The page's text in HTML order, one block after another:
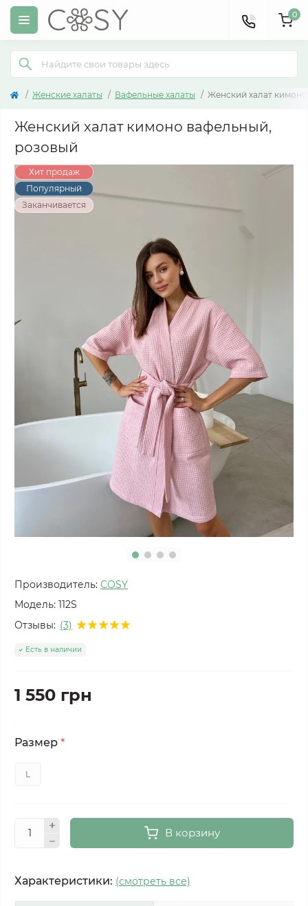
0
Женские халаты Вафельные халаты Женский халат
Женский халат кимоно вафельный,
розовый
Хит продаж
Популярный
Заканчивается
Производитель: COSY
Модель: 112S
Отзывы: (3)
Есть в наличии
1 550 грн
Размер *
L
В корзину
Характеристики: (смотреть все)